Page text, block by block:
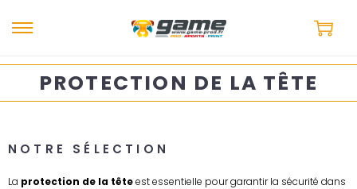
PROTECTION DE LA TÊTE
NOTRE SÉLECTION
La protection de la têteest essentielle pour garantir la sécurité dans